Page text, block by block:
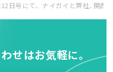
日号にて、ナイガイと弊社､関西
せはお気軽に。